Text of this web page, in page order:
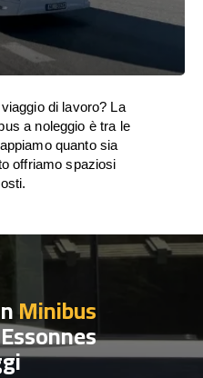
di lavoro? La
a noleggio è tra le
quanto sia
offriamo spaziosi
Minibus